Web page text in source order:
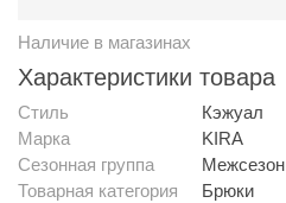
Наличие в магазинах
Характеристики товара
Стиль
Кэжуал
Марка
KIRA
Сезонная группа
Межсезон
Товарная категория
Брюки